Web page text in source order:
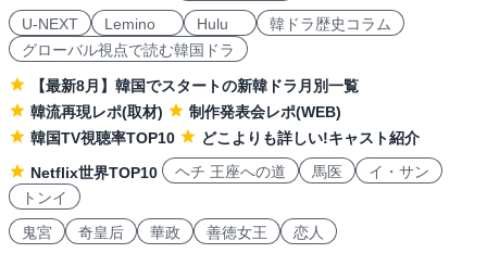
U-NEXT
Lemino Hulu
韓ドラ歴史コラム
グローバル視点で読む韓国ドラ
【最新8月】韓国でスタートの新韓ドラ月別一覧
韓流再現レポ(取材)
制作発表会レポ(WEB)
韓国TV視聴率TOP10
どこよりも詳しい!キャスト紹介
Netflix世界TOP10
ヘチ 王座への道 馬医
イ・サン
トンイ
鬼宮
奇皇后 華政 善徳女王 恋人